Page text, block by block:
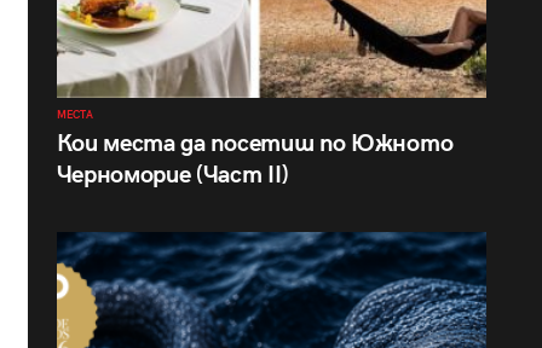
МЕСТА
Кои места да посетиш по Южното
Черноморие (Част II)